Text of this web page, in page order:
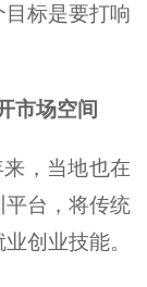
标是要打响
市场空间
，当地也在
台，将传统
创业技能。